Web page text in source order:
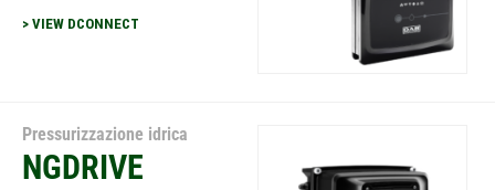
> VIEW DCONNECT
Pressurizzazione idrica
NGDRIVE